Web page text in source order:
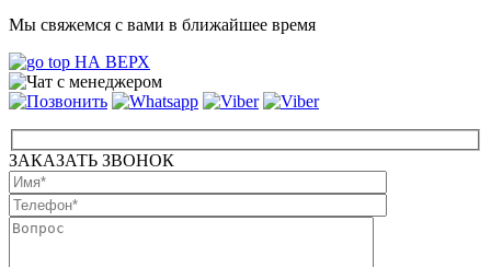
Мы свяжемся с вами в ближайшее время
НА ВЕРХ
ЗАКАЗАТЬ ЗВОНОК